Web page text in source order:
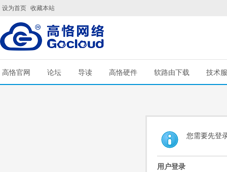
设为首页 收藏本站
高恪官网 论坛 导读 高恪硬件 软路由下载 技术
您需要先登
用户登录